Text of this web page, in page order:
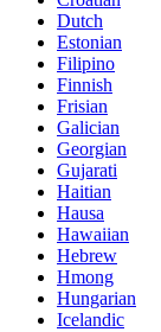
Dutch
Estonian
Filipino
Finnish
Frisian
Galician
Georgian
Gujarati
Haitian
Hausa
Hawaiian
Hebrew
Hmong
Hungarian
Icelandic